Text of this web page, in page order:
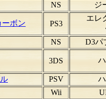
NS ジ
ボン PS3
エレ
NS
D3パ
3DS
PSV
Wii